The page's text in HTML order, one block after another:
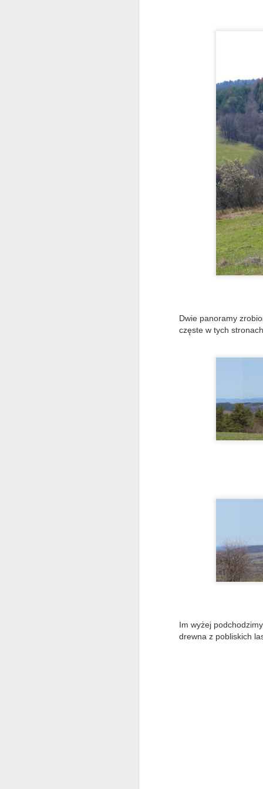
Dwie panoramy
częste w tych stronach.
Im wyżej
drewna z pobliskich